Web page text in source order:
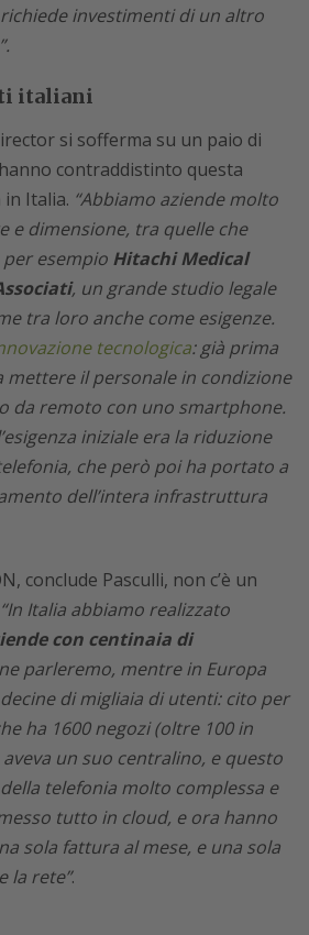
investimenti di un altro
italiani
si sofferma su un paio di
contraddistinto questa
Italia. “Abbiamo aziende molto
e dimensione, tra quelle che
esempio Hitachi Medical
, un grande studio legale
tra loro anche come esigenze.
tecnologica: già prima
mettere il personale in condizione
da remoto con uno smartphone.
iniziale era la riduzione
che però poi ha portato a
dell’intera infrastruttura
conclude Pasculli, non c’è un
“In Italia abbiamo realizzato
con centinaia di
parleremo, mentre in Europa
di migliaia di utenti: cito per
ha 1600 negozi (oltre 100 in
un suo centralino, e questo
telefonia molto complessa e
tutto in cloud, e ora hanno
sola fattura al mese, e una sola
la rete”.